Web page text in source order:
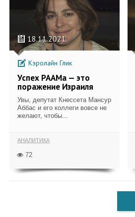
18.11.2021
Кэролайн Глик
Успех РААМа — это
поражение Израиля
Увы, депутат Кнессета Мансур
Аббас и его коллеги вовсе не
желают, чтобы...
АНАЛИТИКА
72